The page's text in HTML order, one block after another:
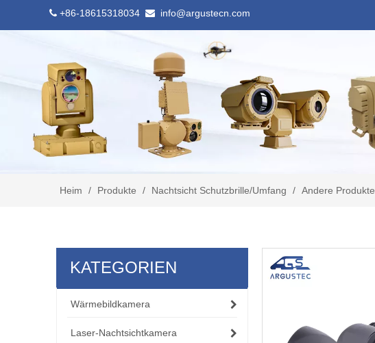
 +86-18615318034  info@argustecn.com
Heim / Produkte / Nachtsicht Schutzbrille/Umfang / Andere Produkte
KATEGORIEN
Wärmebildkamera
Laser-Nachtsichtkamera